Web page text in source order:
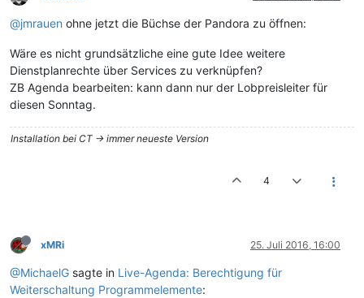
@jmrauen ohne jetzt die Büchse der Pandora zu öffnen:
Wäre es nicht grundsätzliche eine gute Idee weitere
Dienstplanrechte über Services zu verknüpfen?
ZB Agenda bearbeiten: kann dann nur der Lobpreisleiter für
diesen Sonntag.
Installation bei CT -> immer neueste Version
4
xMRi 25. Juli 2016, 16:00
@MichaelG sagte in Live-Agenda: Berechtigung für
Weiterschaltung Programmelemente: